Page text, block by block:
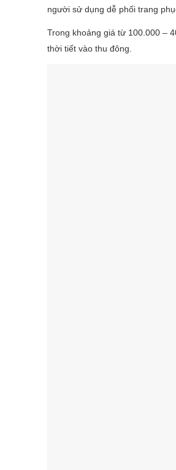
người sử dụng dễ phối trang
Trong khoảng giá từ 100.000 –
thời tiết vào thu đông.